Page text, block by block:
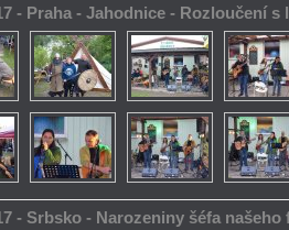
- Praha - Jahodnice - Rozloučení s
- Srbsko - Narozeniny šéfa našeho